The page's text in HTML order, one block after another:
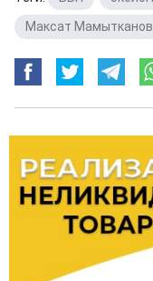
Максат Мамытканов